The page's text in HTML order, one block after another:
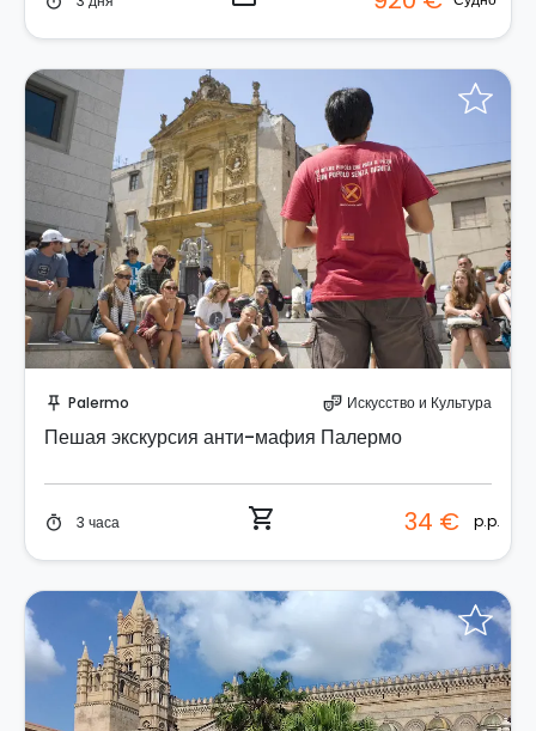
push_pin Palermo theater_comedy Искусство и Культура
Пешая экскурсия анти-мафия Палермо
timer 3 часа shopping_cart 34 € p.p.